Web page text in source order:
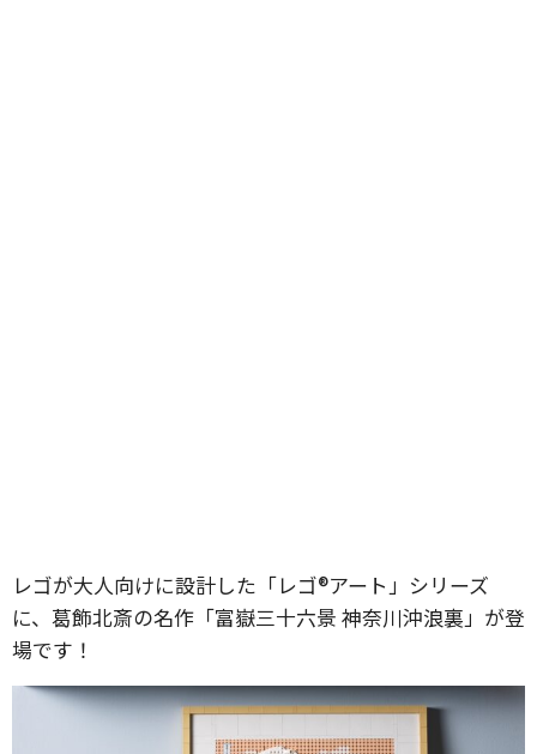
レゴが大人向けに設計した「レゴ®アート」シリーズ
に、葛飾北斎の名作「富嶽三十六景 神奈川沖浪裏」が登
場です！